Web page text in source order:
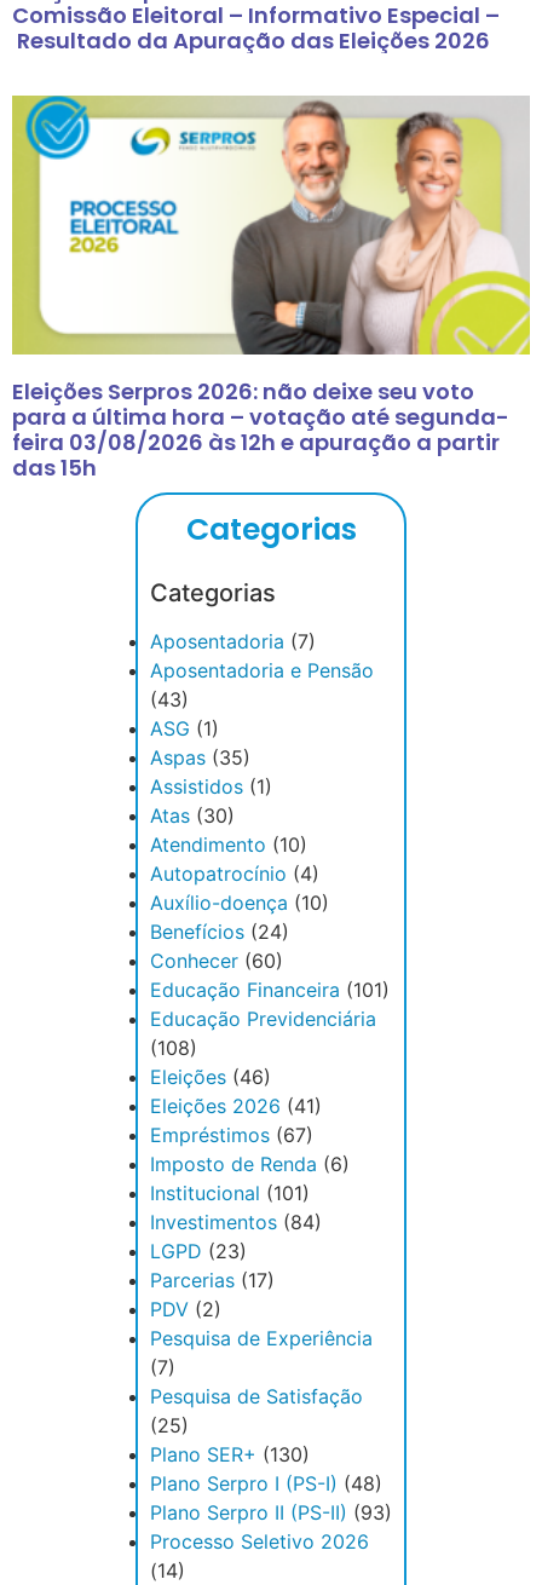
Comissão Eleitoral – Informativo Especial –
Resultado da Apuração das Eleições 2026
Eleições Serpros 2026: não deixe seu voto
para a última hora – votação até segunda-
feira 03/08/2026 às 12h e apuração a partir
das 15h
Categorias
Categorias
Aposentadoria (7)
Aposentadoria e Pensão
(43)
ASG (1)
Aspas (35)
Assistidos (1)
Atas (30)
Atendimento (10)
Autopatrocínio (4)
Auxílio-doença (10)
Benefícios (24)
Conhecer (60)
Educação Financeira (101)
Educação Previdenciária
(108)
Eleições (46)
Eleições 2026 (41)
Empréstimos (67)
Imposto de Renda (6)
Institucional (101)
Investimentos (84)
LGPD (23)
Parcerias (17)
PDV (2)
Pesquisa de Experiência
(7)
Pesquisa de Satisfação
(25)
Plano SER+ (130)
Plano Serpro I (PS-I) (48)
Plano Serpro II (PS-II) (93)
Processo Seletivo 2026
(14)